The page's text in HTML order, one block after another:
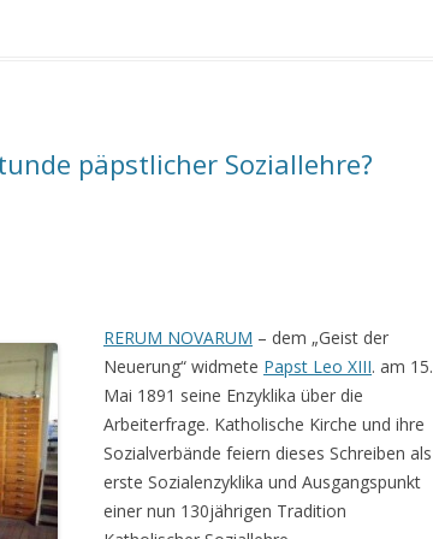
päpstlicher Soziallehre?
RERUM NOVARUM – dem „Geist der
Neuerung“ widmete Papst Leo XIII. am 15.
Mai 1891 seine Enzyklika über die
Arbeiterfrage. Katholische Kirche und ihre
Sozialverbände feiern dieses Schreiben als
erste Sozialenzyklika und Ausgangspunkt
einer nun 130jährigen Tradition